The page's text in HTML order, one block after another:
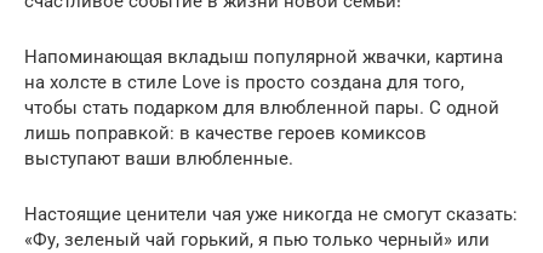
Напоминающая вкладыш популярной жвачки, картина
на холсте в стиле Love is просто создана для того,
чтобы стать подарком для влюбленной пары. С одной
лишь поправкой: в качестве героев комиксов
выступают ваши влюбленные.
Настоящие ценители чая уже никогда не смогут сказать:
«Фу, зеленый чай горький, я пью только черный» или